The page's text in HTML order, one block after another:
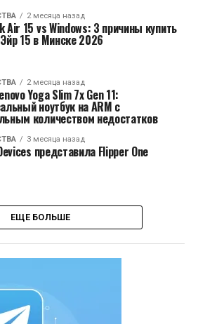
2 месяца назад
Air 15 vs Windows: 3 причины купить
15 в Минске 2026
2 месяца назад
Yoga Slim 7x Gen 11:
ноутбук на ARM с
количеством недостатков
3 месяца назад
представила Flipper One
ЕЩЕ БОЛЬШЕ